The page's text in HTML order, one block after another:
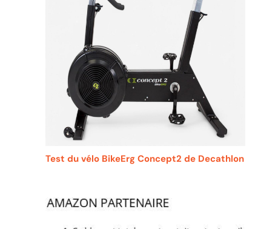
Test du vélo BikeErg Concept2 de Decathlon